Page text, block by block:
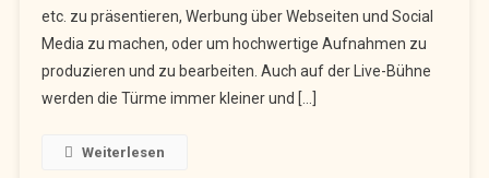
Vom
ATARI
Zur
PC-
etc. zu präsentieren, Werbung über Webseiten und Social
Media zu machen, oder um hochwertige Aufnahmen zu
produzieren und zu bearbeiten. Auch auf der Live-Bühne
werden die Türme immer kleiner und […]
Weiterlesen